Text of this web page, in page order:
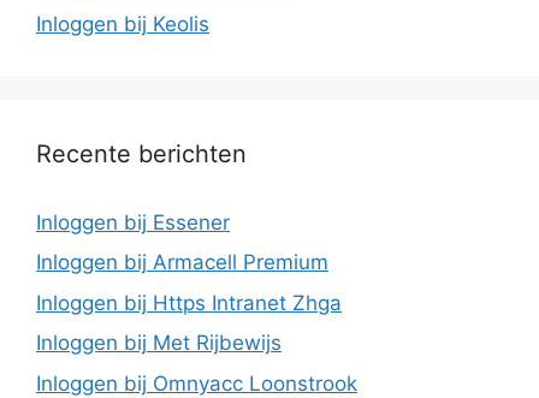
Inloggen bij Keolis
Recente berichten
Inloggen bij Essener
Inloggen bij Armacell Premium
Inloggen bij Https Intranet Zhga
Inloggen bij Met Rijbewijs
Inloggen bij Omnyacc Loonstrook